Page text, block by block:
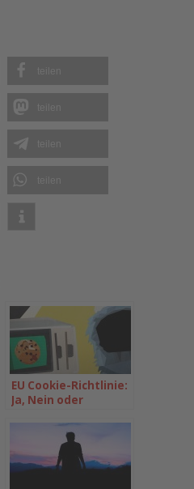
EU Cookie-Richtlinie:
Ja, Nein oder